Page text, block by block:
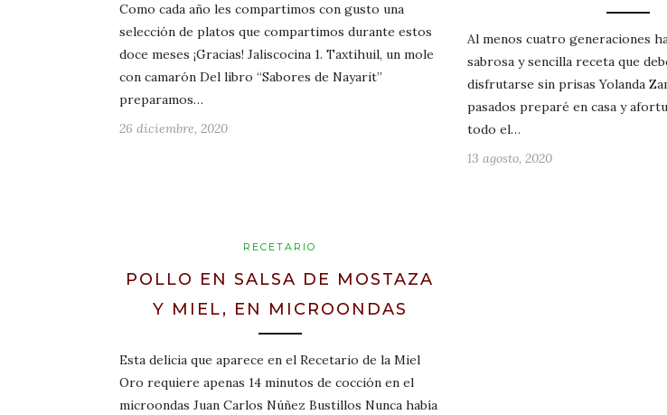
Como cada año les compartimos con gusto una
selección de platos que compartimos durante estos
doce meses ¡Gracias! Jaliscocina 1. Taxtihuil, un mole
con camarón Del libro “Sabores de Nayarit”
preparamos…
26 diciembre, 2020
Al menos cuatro generaciones
sabrosa y sencilla receta que
disfrutarse sin prisas Yolanda
pasados preparé en casa y
todo el…
13 agosto, 2020
RECETARIO
POLLO EN SALSA DE MOSTAZA
Y MIEL, EN MICROONDAS
Esta delicia que aparece en el Recetario de la Miel
Oro requiere apenas 14 minutos de cocción en el
microondas Juan Carlos Núñez Bustillos Nunca había